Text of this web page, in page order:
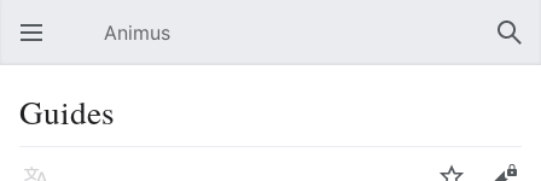
Открыть главное меню Animus
Guides